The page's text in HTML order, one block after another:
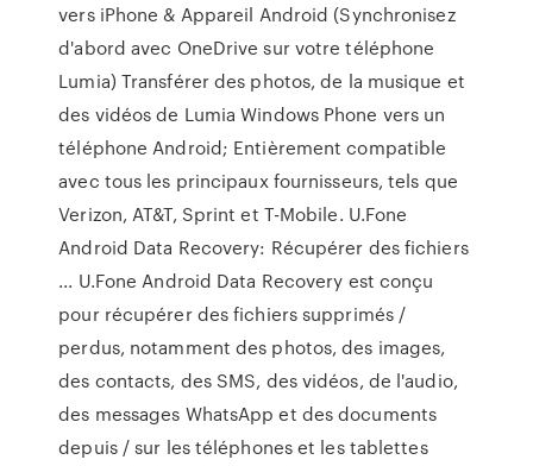
vers iPhone & Appareil Android (Synchronisez
d'abord avec OneDrive sur votre téléphone
Lumia) Transférer des photos, de la musique et
des vidéos de Lumia Windows Phone vers un
téléphone Android; Entièrement compatible
avec tous les principaux fournisseurs, tels que
Verizon, AT&T, Sprint et T-Mobile. U.Fone
Android Data Recovery: Récupérer des fichiers
... U.Fone Android Data Recovery est conçu
pour récupérer des fichiers supprimés /
perdus, notamment des photos, des images,
des contacts, des SMS, des vidéos, de l'audio,
des messages WhatsApp et des documents
depuis / sur les téléphones et les tablettes